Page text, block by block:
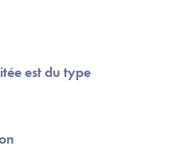
est du type